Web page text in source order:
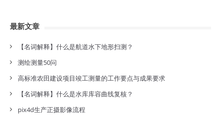
最新文章
【名词解释】什么是航道水下地形扫测？
测绘测量50问
高标准农田建设项目竣工测量的工作要点与成果要求
【名词解释】什么是水库库容曲线复核？
pix4d生产正摄影像流程